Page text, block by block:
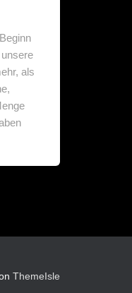
als
ThemeIsle